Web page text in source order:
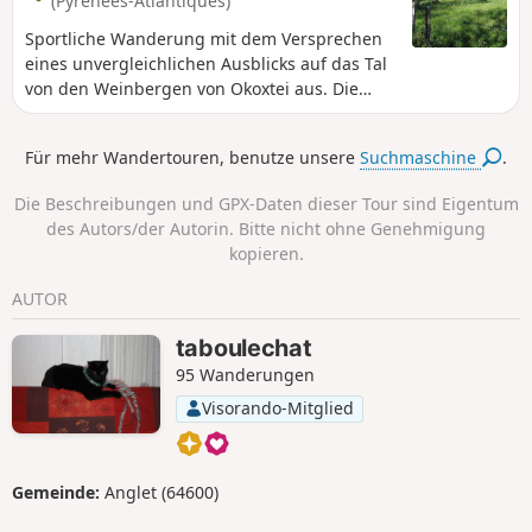
Sportliche Wanderung mit dem Versprechen
eines unvergleichlichen Ausblicks auf das Tal
von den Weinbergen von Okoxtei aus. Die
Wanderung führt durch den Wald und dann
zurück nach Otikoren. - Wanderkarte in
d’Irouléguy -
Für mehr Wandertouren, benutze unsereSuchmaschine .
Die Beschreibungen und GPX-Daten dieser Tour sind Eigentum
des Autors/der Autorin. Bitte nicht ohne Genehmigung
kopieren.
AUTOR
taboulechat
95 Wanderungen
Visorando-Mitglied
Gemeinde: Anglet (64600)